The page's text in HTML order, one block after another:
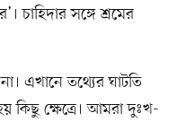
চাহিদার সঙ্গে শ্রমের
এখানে তথ্যের ঘাটতি
কিছু ক্ষেত্রে। আমরা দুঃখ-